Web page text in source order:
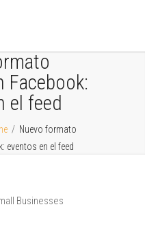
Facebook:
el feed
/ Nuevo formato
eventos en el feed